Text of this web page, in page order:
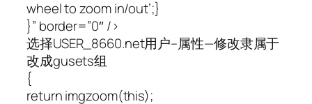
wheel to zoom in/out’;}
}” border=”0″ />
选择USER_8660.net用户–属性—修改隶属于
改成gusets组
{
return imgzoom(this);